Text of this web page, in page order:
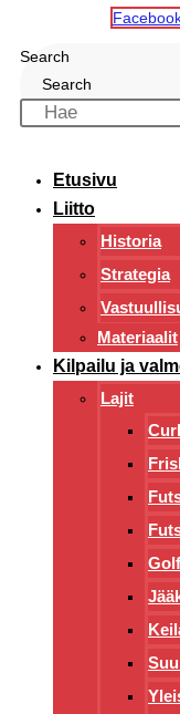
Search
Search
Etusivu
Liitto
Historia
Strategia
Materiaalit
Kilpailu ja
Lajit
Golf